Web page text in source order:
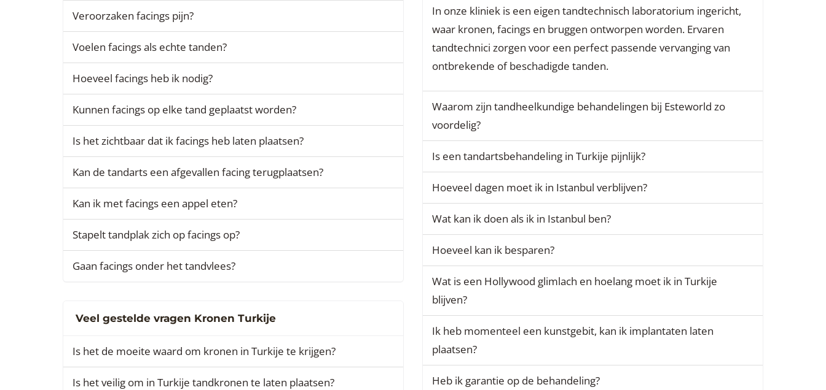
Veroorzaken facings pijn?
Voelen facings als echte tanden?
Hoeveel facings heb ik nodig?
Kunnen facings op elke tand geplaatst worden?
Is het zichtbaar dat ik facings heb laten plaatsen?
Kan de tandarts een afgevallen facing terugplaatsen?
Kan ik met facings een appel eten?
Stapelt tandplak zich op facings op?
Gaan facings onder het tandvlees?
Veel gestelde vragen Kronen Turkije
Is het de moeite waard om kronen in Turkije te krijgen?
Is het veilig om in Turkije tandkronen te laten plaatsen?
In onze kliniek is een eigen tandtechnisch laboratorium ingericht,
waar kronen, facings en bruggen ontworpen worden. Ervaren
tandtechnici zorgen voor een perfect passende vervanging van
ontbrekende of beschadigde tanden.
Waarom zijn tandheelkundige behandelingen bij Esteworld zo
voordelig?
Is een tandartsbehandeling in Turkije pijnlijk?
Hoeveel dagen moet ik in Istanbul verblijven?
Wat kan ik doen als ik in Istanbul ben?
Hoeveel kan ik besparen?
Wat is een Hollywood glimlach en hoelang moet ik in Turkije
blijven?
Ik heb momenteel een kunstgebit, kan ik implantaten laten
plaatsen?
Heb ik garantie op de behandeling?